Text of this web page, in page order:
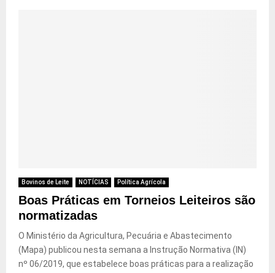
Bovinos de Leite NOTÍCIAS Política Agrícola
Boas Práticas em Torneios Leiteiros são
normatizadas
O Ministério da Agricultura, Pecuária e Abastecimento
(Mapa) publicou nesta semana a Instrução Normativa (IN)
nº 06/2019, que estabelece boas práticas para a realização